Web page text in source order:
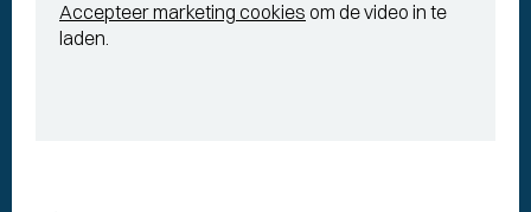
Accepteer marketing cookies om de video in te
laden.